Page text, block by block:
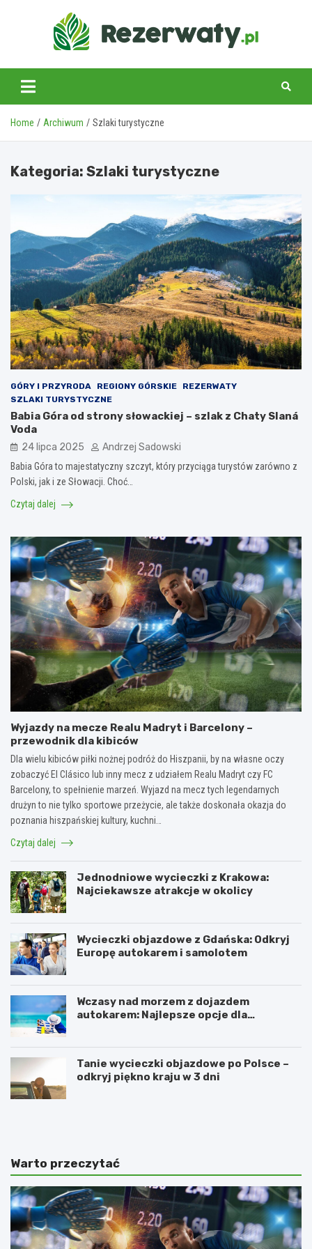
Home Archiwum Szlaki turystyczne
Kategoria: Szlaki turystyczne
GÓRY I PRZYRODA REGIONY GÓRSKIE
REZERWATY
SZLAKI TURYSTYCZNE
Babia Góra od strony słowackiej – szlak z Chaty Slaná
Voda
24 lipca 2025 Andrzej Sadowski
Babia Góra to majestatyczny szczyt, który przyciąga turystów zarówno z
Polski, jak i ze Słowacji. Choć…
Czytaj dalej
Wyjazdy na mecze Realu Madryt i Barcelony –
przewodnik dla kibiców
Dla wielu kibiców piłki nożnej podróż do Hiszpanii, by na własne oczy
zobaczyć El Clásico lub inny mecz z udziałem Realu Madryt czy FC
Barcelony, to spełnienie marzeń. Wyjazd na mecz tych legendarnych
drużyn to nie tylko sportowe przeżycie, ale także doskonała okazja do
poznania hiszpańskiej kultury, kuchni…
Czytaj dalej
Jednodniowe wycieczki z Krakowa:
Najciekawsze atrakcje w okolicy
Wycieczki objazdowe z Gdańska: Odkryj
Europę autokarem i samolotem
Wczasy nad morzem z dojazdem
autokarem: Najlepsze opcje dla
Tanie wycieczki objazdowe po Polsce –
odkryj piękno kraju w 3 dni
R
w
a
t
S
ł
o
n
O
d
ź
n
o
w
o
c
Warto przeczytać